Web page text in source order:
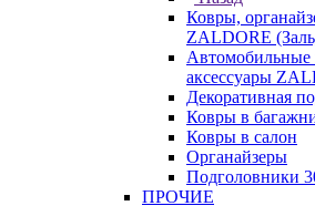
Ковры,
ZALDORE
Автомобильные
аксессуары
Декоративная
Ковры в
Ковры в салон
Органайзеры
Подголовники
ПРОЧИЕ